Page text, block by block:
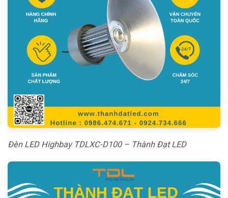
Đèn LED Highbay TDLXC-D100 – Thành Đạt LED